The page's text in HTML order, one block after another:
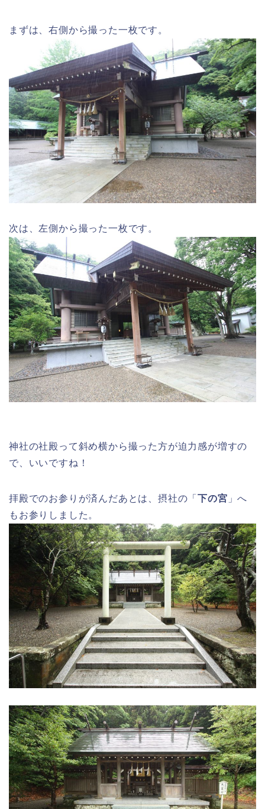
まずは、右側から撮った一枚です。
次は、左側から撮った一枚です。
神社の社殿って斜め横から撮った方が迫力感が増すの
で、いいですね！
拝殿でのお参りが済んだあとは、摂社の「下の宮 」へ
もお参りしました。